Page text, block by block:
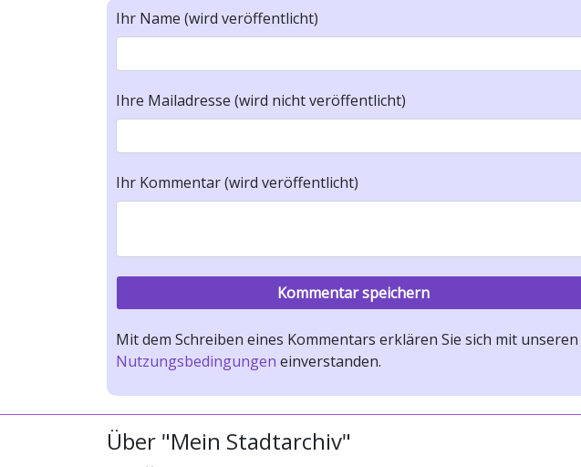
Ihr Name (wird veröffentlicht)
Ihre Mailadresse (wird nicht veröffentlicht)
Ihr Kommentar (wird veröffentlicht)
Mit dem Schreiben eines Kommentars erklären Sie sich mit unseren
Nutzungsbedingungen einverstanden.
Über "Mein Stadtarchiv"